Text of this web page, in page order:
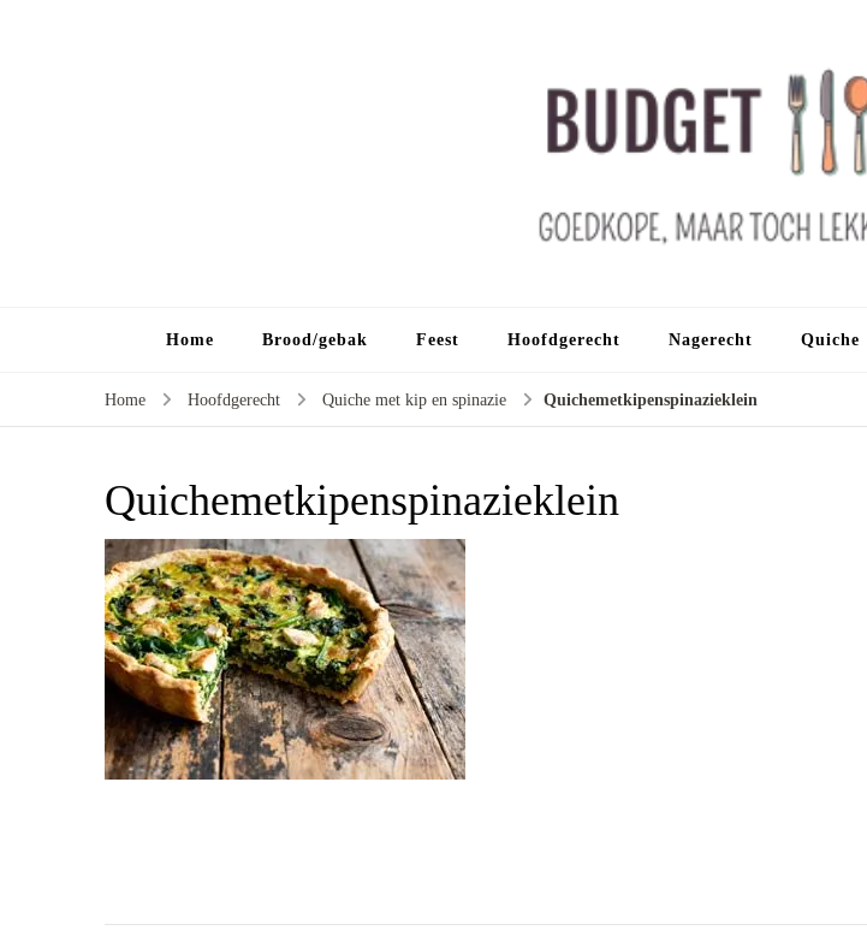
Home Brood/gebak Feest Hoofdgerecht Nagerecht Quiche
Home Hoofdgerecht Quiche met kip en spinazie Quichemetkipenspinazieklein
Quichemetkipenspinazieklein